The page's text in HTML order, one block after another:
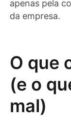
apenas pela
da empresa.
O que
(e o
mal)